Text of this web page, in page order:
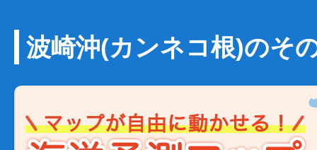
波崎沖(カンネコ根)のそ